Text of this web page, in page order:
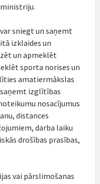
ministriju.
sniegt un saņemt
izklaides un
un apmeklēt
sporta norises un
amatiermākslas
izglītības
nosacījumus
distances
darba laiku
drošības prasības,
vai pārslimošanas